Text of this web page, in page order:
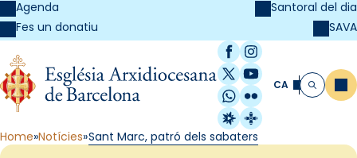
Agenda
Fes un donatiu
Santoral del dia
SAVA
Facebook
Instagram
X / Twitter
YouTube
WhatsApp
Flickr
Radio Estel
Catalunya
CA Cerca
Home Notícies Sant Marc, patró dels sabaters